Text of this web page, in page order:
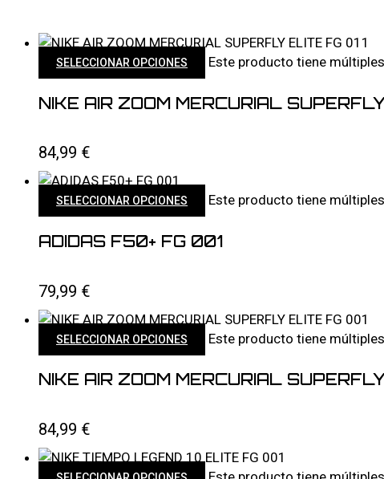
SELECCIONAR OPCIONES Este producto tiene
NIKE AIR ZOOM MERCURIAL
84,99 €
SELECCIONAR OPCIONES Este producto tiene
ADIDAS F50+ FG 001
79,99 €
SELECCIONAR OPCIONES Este producto tiene
NIKE AIR ZOOM MERCURIAL
84,99 €